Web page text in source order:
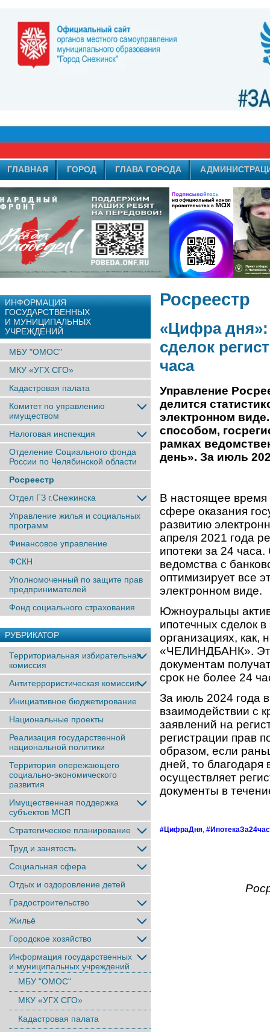
ГЛАВНАЯ ГОРОД ГЛАВА ГОРОДА
ИНФОРМАЦИЯ
ГОСУДАРСТВЕННЫХ
И МУНИЦИПАЛЬНЫХ
УЧРЕЖДЕНИЙ
МБУ "ОМОС"
МКУ «УГХ СГО»
Кадастровая палата
Комитет по управлению
имуществом
Налоговая инспекция
Отделение Социального фонда
России по Челябинской области
Росреестр
Отдел ГЗ г.Снежинска
Управление жилья и социальных
программ
Финансовое управление
ФСКН
Уполномоченный по защите прав
предпринимателей
Фонд социального страхования
РУБРИКАТОР
Территориальная избирательная
комиссия
Антитеррористическая комиссия
Инициативное бюджетирование
Национальные проекты
Реализация государственной
национальной политики
Территория опережающего
социально-экономического
развития
Имущественная поддержка
субъектов МСП
Стратегическое планирование
Труд и занятость
Социальная сфера
Отдых и оздоровление детей
Градостроительство
Жильё
Городское хозяйство
Информация государственных
и муниципальных учреждений
МБУ "ОМОС"
МКУ «УГХ СГО»
Кадастровая палата
Росреестр
«Цифра дня»:
сделок
часа
Управление
делится
электронном
способом,
рамках
день». За июль
В настоящее время
сфере оказания
развитию
апреля 2021 года
ипотеки за 24
ведомства с
оптимизирует все
электронном виде.
Южноуральцы
ипотечных сделок
организациях,
«ЧЕЛИНДБАНК». Это
документам
срок не более 24
За июль 2024 года
взаимодействии с
заявлений на
регистрации прав
образом, если
дней, то благодаря
осуществляет
документы в
#ЦифраДня,